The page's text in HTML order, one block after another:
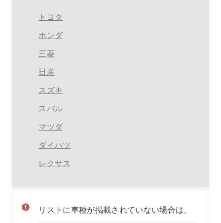
トヨタ
ホンダ
三菱
日産
スズキ
スバル
マツダ
ダイハツ
レクサス
リストに車種が掲載されていない場合は、